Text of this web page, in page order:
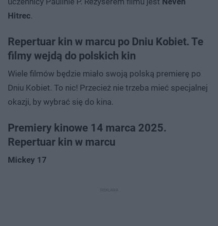
Hitrec.
Repertuar kin w marcu po Dniu Kobiet. Te
filmy wejdą do polskich kin
Wiele filmów będzie miało swoją polską premierę po
Dniu Kobiet. To nic! Przecież nie trzeba mieć specjalnej
okazji, by wybrać się do kina.
Premiery kinowe 14 marca 2025.
Repertuar kin w marcu
Mickey 17